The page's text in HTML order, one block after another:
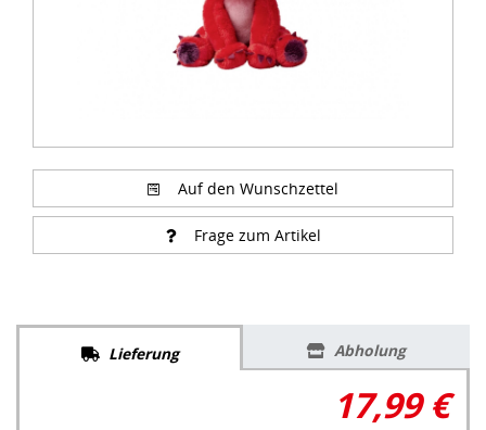
Auf den Wunschzettel
Frage zum Artikel
Lieferung Abholung
17,99 €